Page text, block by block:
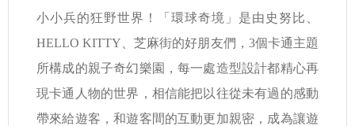
小小兵的狂野世界！「環球奇境」是由史努比、
HELLO KITTY、芝麻街的好朋友們，3個卡通主題
所構成的親子奇幻樂園，每一處造型設計都精心再
現卡通人物的世界，相信能把以往從未有過的感動
帶來給遊客，和遊客間的互動更加親密，成為讓遊